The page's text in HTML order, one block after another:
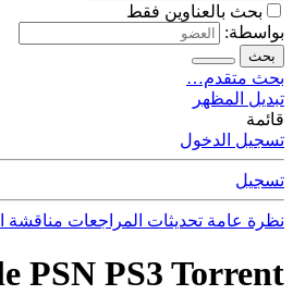
بحث بالعناوين فقط
بواسطة:
بحث
بحث متقدم…
تبديل المظهر
قائمة
تسجيل الدخول
تسجيل
نظرة عامة تحديثات المراجعات مناقشة
PSN PS3 Torrent